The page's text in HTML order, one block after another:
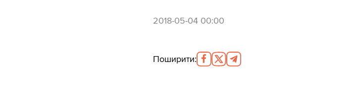
2018-05-04 00:00
Поширити: